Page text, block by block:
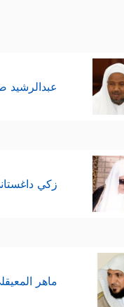
عبدالرشيد
زكي
ماهر